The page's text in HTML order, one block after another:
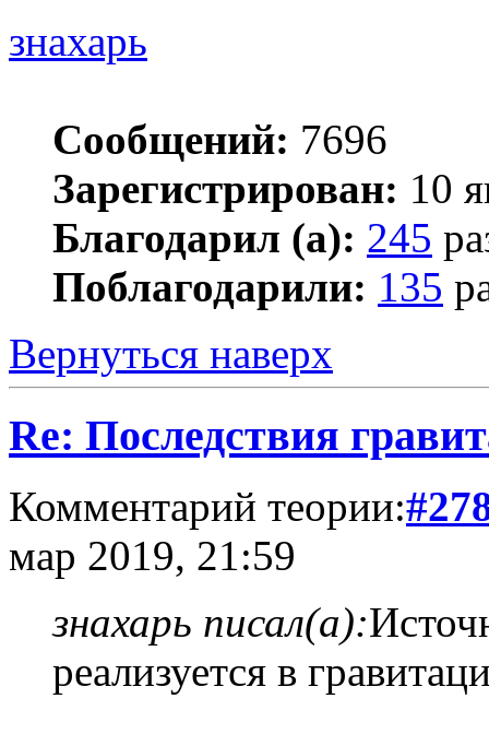
знахарь
Сообщений: 7696
Зарегистрирован: 10
Благодарил (а): 245
Поблагодарили: 135
Вернуться наверх
Re: Последствия
Комментарий теории:
мар 2019, 21:59
знахарь писал(а):
реализуется в